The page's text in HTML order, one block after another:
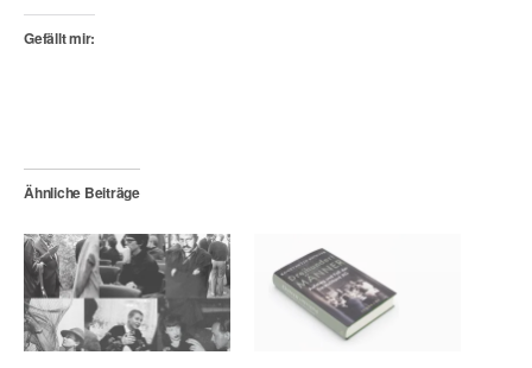
Gefällt mir:
Ähnliche Beiträge